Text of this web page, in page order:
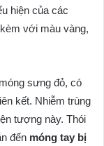
hiện của các
với màu vàng,
sưng đỏ, có
kết. Nhiễm trùng
tượng này. Thói
đến móng tay bị